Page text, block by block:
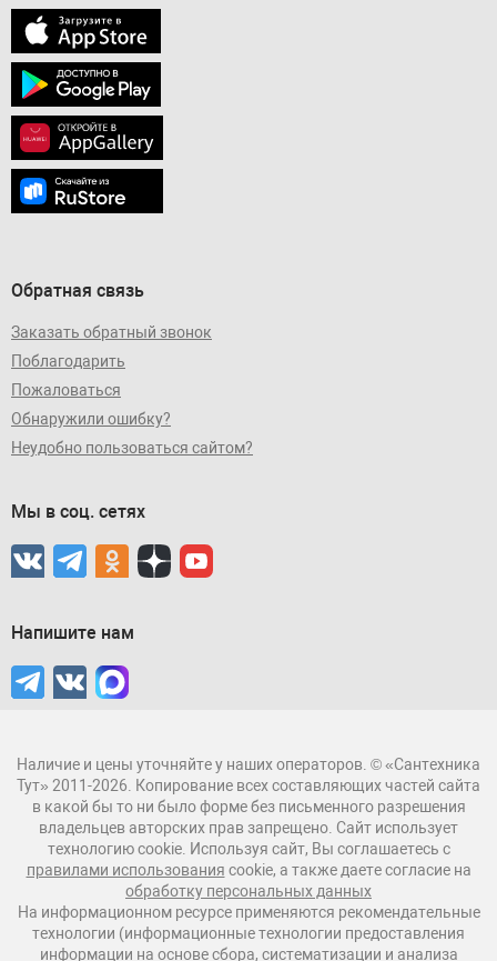
Обратная связь
Заказать обратный звонок
Поблагодарить
Пожаловаться
Обнаружили ошибку?
Неудобно пользоваться сайтом?
Мы в соц. сетях
Напишите нам
Наличие и цены уточняйте у наших операторов. © «Сантехника
Тут» 2011-2026. Копирование всех составляющих частей сайта
в какой бы то ни было форме без письменного разрешения
владельцев авторских прав запрещено. Сайт использует
технологию cookie. Используя сайт, Вы соглашаетесь с
правилами использования cookie, а также даете согласие на
обработку персональных данных
На информационном ресурсе применяются рекомендательные
технологии (информационные технологии предоставления
информации на основе сбора, систематизации и анализа